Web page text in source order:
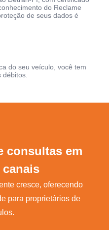
do Reclame
de seus dados é
do seu veículo, você tem
débitos.
consultas em
cresce, oferecendo
para proprietários de